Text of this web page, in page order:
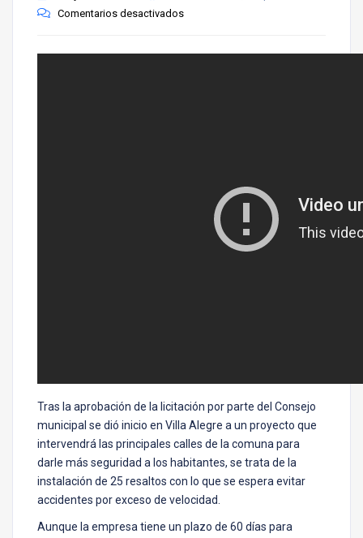
Comentarios desactivados
Tras la aprobación de la licitación por parte del Consejo
municipal se dió inicio en Villa Alegre a un proyecto que
intervendrá las principales calles de la comuna para
darle más seguridad a los habitantes, se trata de la
instalación de 25 resaltos con lo que se espera evitar
accidentes por exceso de velocidad.
Aunque la empresa tiene un plazo de 60 días para